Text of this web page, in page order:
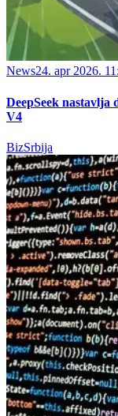
News24. apr 2026.
DeepSeek
V4
BizSrbija